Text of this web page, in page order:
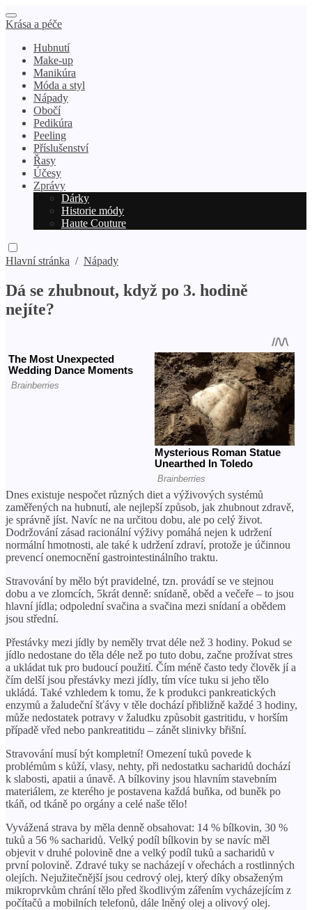
Krása a péče
Hubnutí
Make-up
Manikúra
Móda a styl
Nápady
Obočí
Pedikúra
Peeling
Příslušenství
Řasy
Účesy
Zprávy
Dárky
Historie módy
Haute Couture
Hlavní stránka / Nápady
Dá se zhubnout, když po 3. hodině
nejíte?
Dnes existuje nespočet různých diet a výživových systémů
zaměřených na hubnutí, ale nejlepší způsob, jak zhubnout zdravě,
je správně jíst. Navíc ne na určitou dobu, ale po celý život.
Dodržování zásad racionální výživy pomáhá nejen k udržení
normální hmotnosti, ale také k udržení zdraví, protože je účinnou
prevencí onemocnění gastrointestinálního traktu.
Stravování by mělo být pravidelné, tzn. provádí se ve stejnou
dobu a ve zlomcích, 5krát denně: snídaně, oběd a večeře – to jsou
hlavní jídla; odpolední svačina a svačina mezi snídaní a obědem
jsou střední.
Přestávky mezi jídly by neměly trvat déle než 3 hodiny. Pokud se
jídlo nedostane do těla déle než po tuto dobu, začne prožívat stres
a ukládat tuk pro budoucí použití. Čím méně často tedy člověk jí a
čím delší jsou přestávky mezi jídly, tím více tuku si jeho tělo
ukládá. Také vzhledem k tomu, že k produkci pankreatických
enzymů a žaludeční šťávy v těle dochází přibližně každé 3 hodiny,
může nedostatek potravy v žaludku způsobit gastritidu, v horším
případě vřed nebo pankreatitidu – zánět slinivky břišní.
Stravování musí být kompletní! Omezení tuků povede k
problémům s kůží, vlasy, nehty, při nedostatku sacharidů dochází
k slabosti, apatii a únavě. A bílkoviny jsou hlavním stavebním
materiálem, ze kterého je postavena každá buňka, od buněk po
tkáň, od tkáně po orgány a celé naše tělo!
Vyvážená strava by měla denně obsahovat: 14 % bílkovin, 30 %
tuků a 56 % sacharidů. Velký podíl bílkovin by se navíc měl
objevit v druhé polovině dne a velký podíl tuků a sacharidů v
první polovině. Zdravé tuky se nacházejí v ořechách a rostlinných
olejích. Nejužitečnější jsou cedrový olej, který díky obsaženým
mikroprvkům chrání tělo před škodlivým zářením vycházejícím z
počítačů a mobilních telefonů, dále lněný olej a olivový olej.